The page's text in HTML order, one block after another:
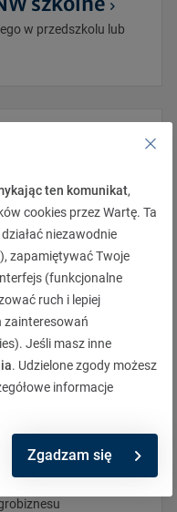
w przedszkolu lub
drona
operatora drona
rolne
ten komunikat,
cookies przez Wartę. Ta
niezawodnie
zapamiętywać Twoje
(funkcjonalne
ruch i lepiej
zainteresowań
Jeśli masz inne
. Udzielone zgody możesz
informacje
Zgadzam się